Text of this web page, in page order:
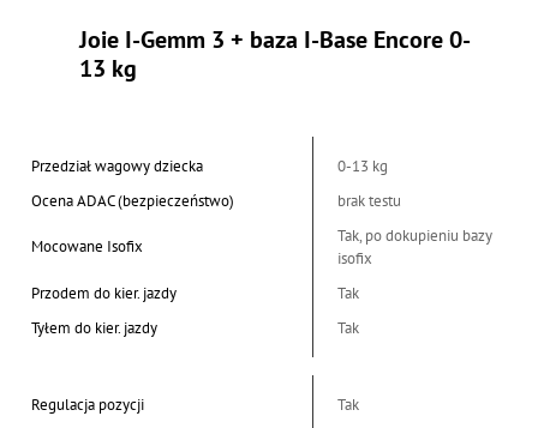
Joie I-Gemm 3 + baza I-Base Encore 0-
13 kg
Przedział wagowy dziecka
0-13 kg
Ocena ADAC (bezpieczeństwo)
brak testu
Mocowane Isofix
Tak, po dokupieniu bazy
isofix
Przodem do kier. jazdy
Tak
Tyłem do kier. jazdy
Tak
Regulacja pozycji
Tak